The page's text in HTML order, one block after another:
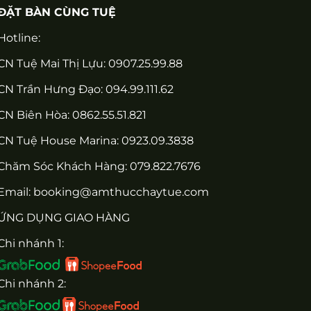
BÀN CÙNG TUỆ
Tuệ Mai Thị Lựu: 0907.25.99.88
Trần Hưng Đạo: 094.99.111.62
Biên Hòa: 0862.55.51.821
Tuệ House Marina: 0923.09.3838
Sóc Khách Hàng: 079.822.7676
booking@amthucchaytue.com
DỤNG GIAO HÀNG
nhánh 1:
nhánh 2: